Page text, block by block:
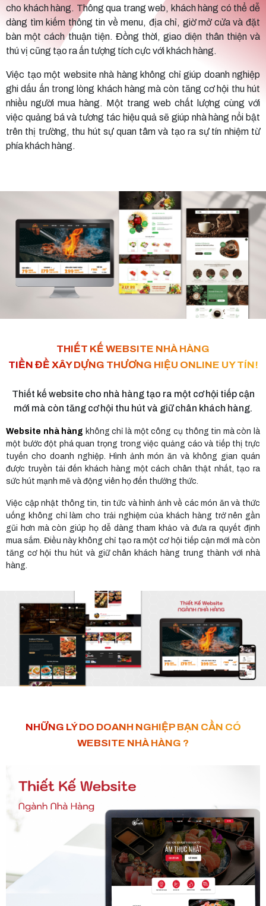
cho khách hàng. Thông qua trang web, khách hàng có thể dễ
dàng tìm kiếm thông tin về menu, địa chỉ, giờ mở cửa và đặt
bàn một cách thuận tiện. Đồng thời, giao diện thân thiện và
thú vị cũng tạo ra ấn tượng tích cực với khách hàng.
Việc tạo một website nhà hàng không chỉ giúp doanh nghiệp
ghi dấu ấn trong lòng khách hàng mà còn tăng cơ hội thu hút
nhiều người mua hàng. Một trang web chất lượng cùng với
việc quảng bá và tương tác hiệu quả sẽ giúp nhà hàng nổi bật
trên thị trường, thu hút sự quan tâm và tạo ra sự tín nhiệm từ
phía khách hàng.
THIẾT KẾ WEBSITE NHÀ HÀNG
TIỀN ĐỀ XÂY DỰNG THƯƠNG HIỆU ONLINE UY TÍN!
Thiết kế website cho nhà hàng tạo ra một cơ hội tiếp cận
mới mà còn tăng cơ hội thu hút và giữ chân khách hàng.
Website nhà hàng không chỉ là một công cụ thông tin mà còn là
một bước đột phá quan trọng trong việc quảng cáo và tiếp thị trực
tuyến cho doanh nghiệp. Hình ảnh món ăn và không gian quán
được truyền tải đến khách hàng một cách chân thật nhất, tạo ra
sức hút mạnh mẽ và động viên họ đến thưởng thức.
Việc cập nhật thông tin, tin tức và hình ảnh về các món ăn và thức
uống không chỉ làm cho trải nghiệm của khách hàng trở nên gần
gũi hơn mà còn giúp họ dễ dàng tham khảo và đưa ra quyết định
mua sắm. Điều này không chỉ tạo ra một cơ hội tiếp cận mới mà còn
tăng cơ hội thu hút và giữ chân khách hàng trung thành với nhà
hàng.
NHỮNG LÝ DO DOANH NGHIỆP BẠN CẦN CÓ
WEBSITE NHÀ HÀNG ?